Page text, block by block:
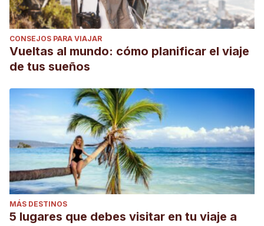
CONSEJOS PARA VIAJAR
Vueltas al mundo: cómo planificar el viaje
de tus sueños
MÁS DESTINOS
5 lugares que debes visitar en tu viaje a